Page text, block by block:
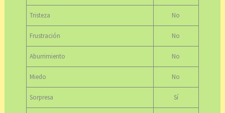
Tristeza No
Frustración No
Aburrimiento No
Miedo No
Sorpresa Sí